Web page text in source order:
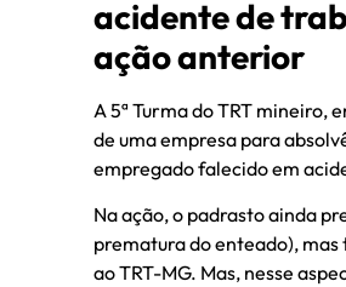
acidente de
ação anterior
A 5ª Turma do TRT mineiro,
de uma empresa para
empregado falecido em
Na ação, o padrasto ainda
prematura do enteado),
ao TRT-MG. Mas, nesse